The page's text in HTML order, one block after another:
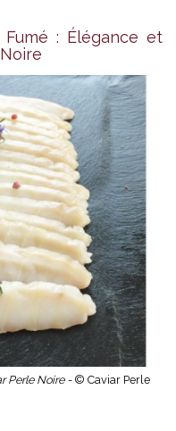
Fumé : Élégance et
Perle Noire - © Caviar Perle